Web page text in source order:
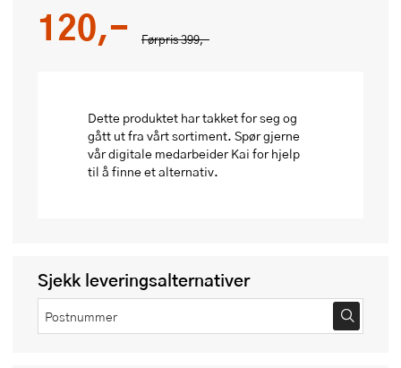
Førpris399,-
120,-
Dette produktet har takket for seg og
gått ut fra vårt sortiment. Spør gjerne
vår digitale medarbeider Kai for hjelp
til å finne et alternativ.
Sjekk leveringsalternativer